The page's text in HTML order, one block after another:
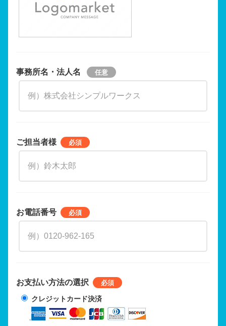
事務所名・法人名
ご担当者様
お電話番号
お支払い方法の選択
クレジットカード決済